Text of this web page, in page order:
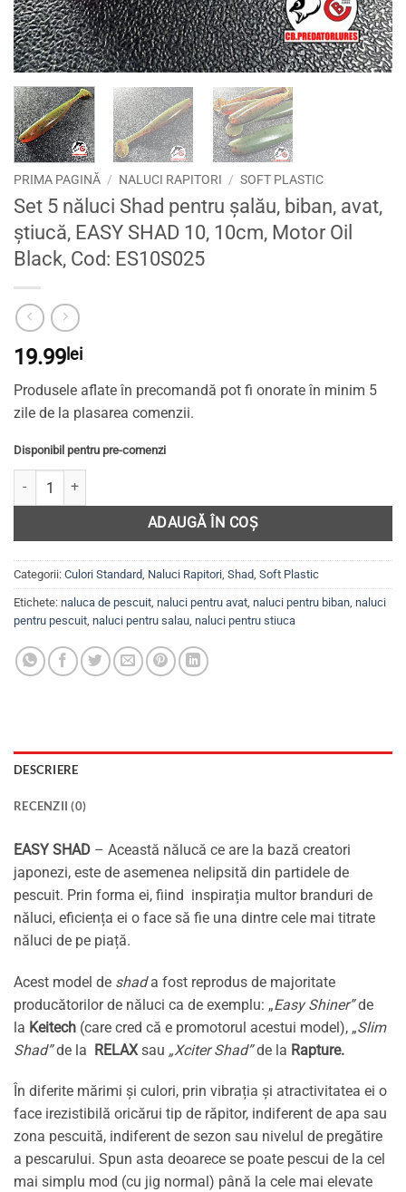
PRIMA PAGINĂ / NALUCI RAPITORI / SOFT PLASTIC
Set 5 năluci Shad pentru șalău, biban, avat,
știucă, EASY SHAD 10, 10cm, Motor Oil
Black, Cod: ES10S025
19.99lei
Produsele aflate în precomandă pot fi onorate în minim 5
zile de la plasarea comenzii.
Disponibil pentru pre-comenzi
Cantitate Set 5 năluci Shad pentru șalău, biban, avat, știucă, EASY
ADAUGĂ ÎN COȘ
Categorii: Culori Standard Naluci Rapitori Shad Soft Plastic
Etichete: naluca de pescuit naluci pentru avat naluci pentru biban naluci
pentru pescuit naluci pentru salau naluci pentru stiuca
DESCRIERE
RECENZII (0)
EASY SHAD – Această nălucă ce are la bază creatori
japonezi, este de asemenea nelipsită din partidele de
pescuit. Prin forma ei, fiind inspirația multor branduri de
năluci, eficiența ei o face să fie una dintre cele mai titrate
năluci de pe piață.
Acest model de shada fost reprodus de majoritate
producătorilor de năluci ca de exemplu: „Easy Shiner”de
la Keitech (care cred că e promotorul acestui model), „Slim
Shad”de la RELAXsau „Xciter Shad”de la Rapture.
În diferite mărimi și culori, prin vibrația și atractivitatea ei o
face irezistibilă oricărui tip de răpitor, indiferent de apa sau
zona pescuită, indiferent de sezon sau nivelul de pregătire
a pescarului. Spun asta deoarece se poate pescui de la cel
mai simplu mod (cu jig normal) până la cele mai elevate